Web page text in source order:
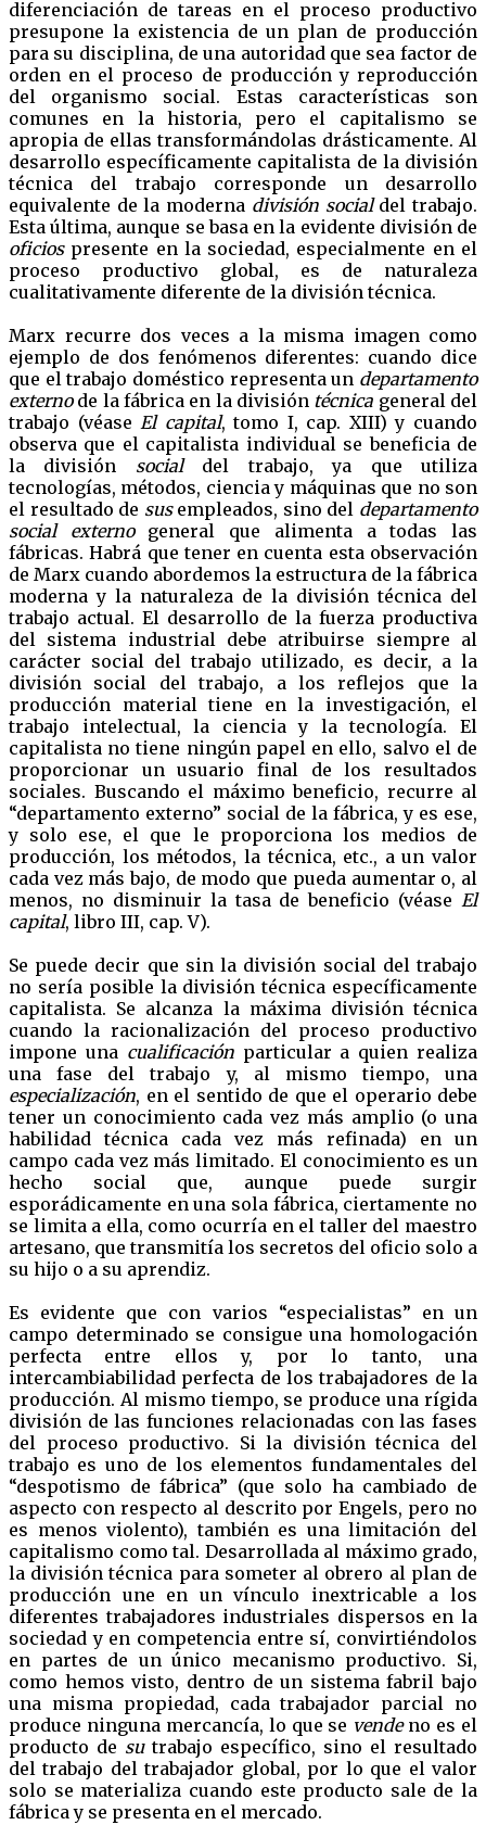
diferenciación de tareas en el proceso productivo
presupone la existencia de un plan de producción
para su disciplina, de una autoridad que sea factor de
orden en el proceso de producción y reproducción
del organismo social. Estas características son
comunes en la historia, pero el capitalismo se
apropia de ellas transformándolas drásticamente. Al
desarrollo específicamente capitalista de la división
técnica del trabajo corresponde un desarrollo
equivalente de la moderna división socialdel trabajo.
Esta última, aunque se basa en la evidente división de
oficiospresente en la sociedad, especialmente en el
proceso productivo global, es de naturaleza
cualitativamente diferente de la división técnica.
Marx recurre dos veces a la misma imagen como
ejemplo de dos fenómenos diferentes: cuando dice
que el trabajo doméstico representa un departamento
externode la fábrica en la división técnica general del
trabajo (véaseEl capital, tomo I, cap. XIII) y cuando
observa que el capitalista individual se beneficia de
la división socialdel trabajo, ya que utiliza
tecnologías, métodos, ciencia y máquinas que no son
el resultado de susempleados, sino del departamento
social externogeneral que alimenta a todas las
fábricas. Habrá que tener en cuenta esta observación
de Marx cuando abordemos la estructura de la fábrica
moderna y la naturaleza de la división técnica del
trabajo actual. El desarrollo de la fuerza productiva
del sistema industrial debe atribuirse siempre al
carácter social del trabajo utilizado, es decir, a la
división social del trabajo, a los reflejos que la
producción material tiene en la investigación, el
trabajo intelectual, la ciencia y la tecnología. El
capitalista no tiene ningún papel en ello, salvo el de
proporcionar un usuario final de los resultados
sociales. Buscando el máximo beneficio, recurre al
“departamento externo” social de la fábrica, y es ese,
y solo ese, el que le proporciona los medios de
producción, los métodos, la técnica, etc., a un valor
cada vez más bajo, de modo que pueda aumentar o, al
menos, no disminuir la tasa de beneficio (véase El
capital, libro III, cap. V).
Se puede decir que sin la división social del trabajo
no sería posible la división técnica específicamente
capitalista. Se alcanza la máxima división técnica
cuando la racionalización del proceso productivo
impone una cualificaciónparticular a quien realiza
una fase del trabajo y, al mismo tiempo, una
especialización, en el sentido de que el operario debe
tener un conocimiento cada vez más amplio (o una
habilidad técnica cada vez más refinada) en un
campo cada vez más limitado. El conocimiento es un
hecho social que, aunque puede surgir
esporádicamente en una sola fábrica, ciertamente no
se limita a ella, como ocurría en el taller del maestro
artesano, que transmitía los secretos del oficio solo a
su hijo o a su aprendiz.
Es evidente que con varios “especialistas” en un
campo determinado se consigue una homologación
perfecta entre ellos y, por lo tanto, una
intercambiabilidad perfecta de los trabajadores de la
producción. Al mismo tiempo, se produce una rígida
división de las funciones relacionadas con las fases
del proceso productivo. Si la división técnica del
trabajo es uno de los elementos fundamentales del
“despotismo de fábrica” (que solo ha cambiado de
aspecto con respecto al descrito por Engels, pero no
es menos violento), también es una limitación del
capitalismo como tal. Desarrollada al máximo grado,
la división técnica para someter al obrero al plan de
producción une en un vínculo inextricable a los
diferentes trabajadores industriales dispersos en la
sociedad y en competencia entre sí, convirtiéndolos
en partes de un único mecanismo productivo. Si,
como hemos visto, dentro de un sistema fabril bajo
una misma propiedad, cada trabajador parcial no
produce ninguna mercancía, lo que se vendeno es el
producto de sutrabajo específico, sino el resultado
del trabajo del trabajador global, por lo que el valor
solo se materializa cuando este producto sale de la
fábrica y se presenta en el mercado.